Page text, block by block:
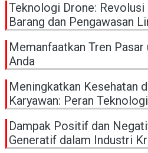
Teknologi Drone:
Barang dan Pengawasan
Memanfaatkan Tren
Anda
Meningkatkan Kesehatan
Karyawan: Peran
Dampak Positif dan
Generatif dalam Industri